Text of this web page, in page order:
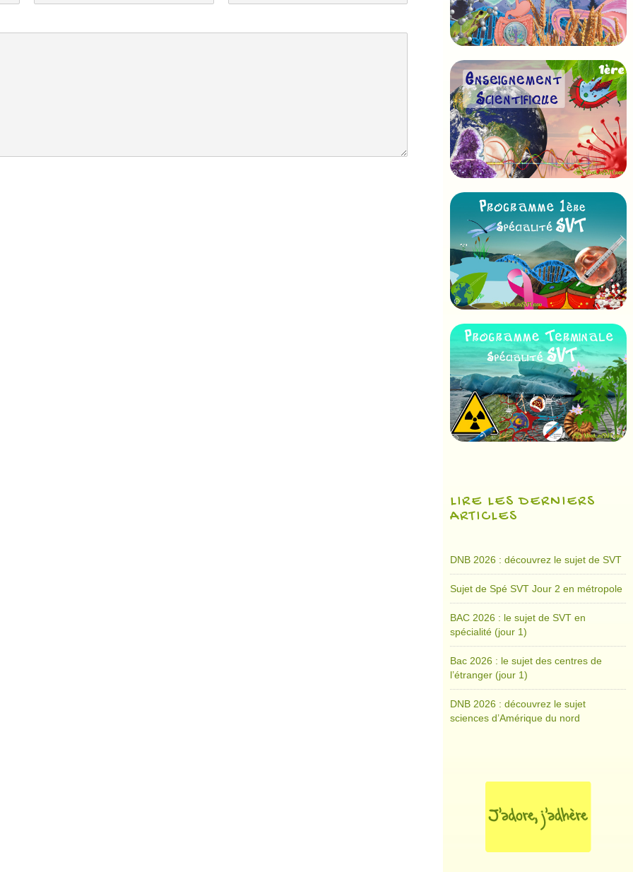
LIRE LES DERNIERS
ARTICLES
DNB 2026 : découvrez le sujet de SVT
Sujet de Spé SVT Jour 2 en métropole
BAC 2026 : le sujet de SVT en
spécialité (jour 1)
Bac 2026 : le sujet des centres de
l’étranger (jour 1)
DNB 2026 : découvrez le sujet
sciences d’Amérique du nord